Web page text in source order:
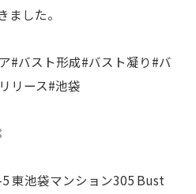
した。
#バスト形成#バスト凝り#バ
リース#池袋
東池袋マンション305 Bust